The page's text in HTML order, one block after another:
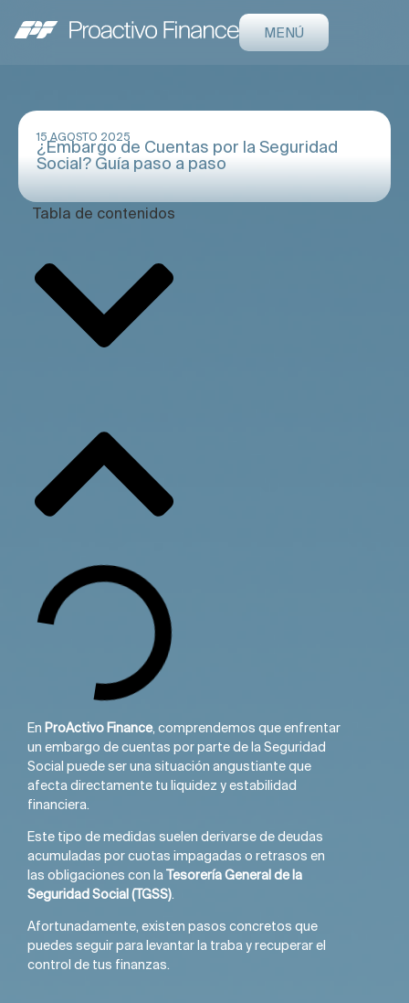
MENÚ
15 AGOSTO 2025
¿Embargo de Cuentas por la Seguridad
Social? Guía paso a paso
Tabla de contenidos
En ProActivo Finance, comprendemos que enfrentar
un embargo de cuentas por parte de la Seguridad
Social puede ser una situación angustiante que
afecta directamente tu liquidez y estabilidad
financiera.
Este tipo de medidas suelen derivarse de deudas
acumuladas por cuotas impagadas o retrasos en
las obligaciones con la Tesorería General de la
Seguridad Social (TGSS).
Afortunadamente, existen pasos concretos que
puedes seguir para levantar la traba y recuperar el
control de tus finanzas.